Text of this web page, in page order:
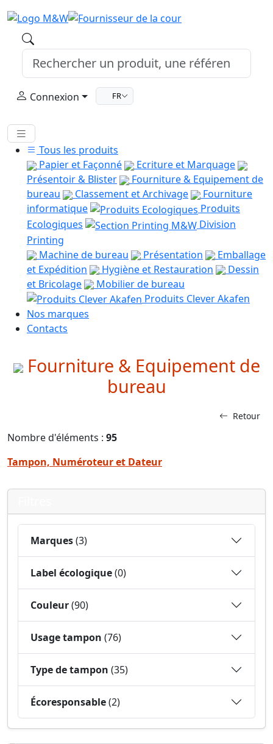
Connexion FR
Tous les produits
Papier et Façonné
Ecriture et Marquage
Présentoir & Blister
Fourniture & Equipement de
bureau
Classement et Archivage
Fourniture
informatique
Produits
Ecologiques
Division
Printing
Machine de bureau
Présentation
Emballage
et Expédition
Hygiène et Restauration
Dessin
et Bricolage
Mobilier de bureau
Produits Clever Akafen
Nos marques
Contacts
Fourniture & Equipement de
bureau
Retour
Nombre d'éléments : 95
Tampon, Numéroteur et Dateur
Marques(3)
Label écologique(0)
Couleur(90)
Usage tampon (76)
Type de tampon (35)
Écoresponsable(2)